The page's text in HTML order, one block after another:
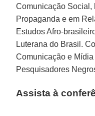
Comunicação
Propaganda e em
Estudos Afro-
Luterana do Brasil.
Comunicação e
Pesquisadores
Assista à